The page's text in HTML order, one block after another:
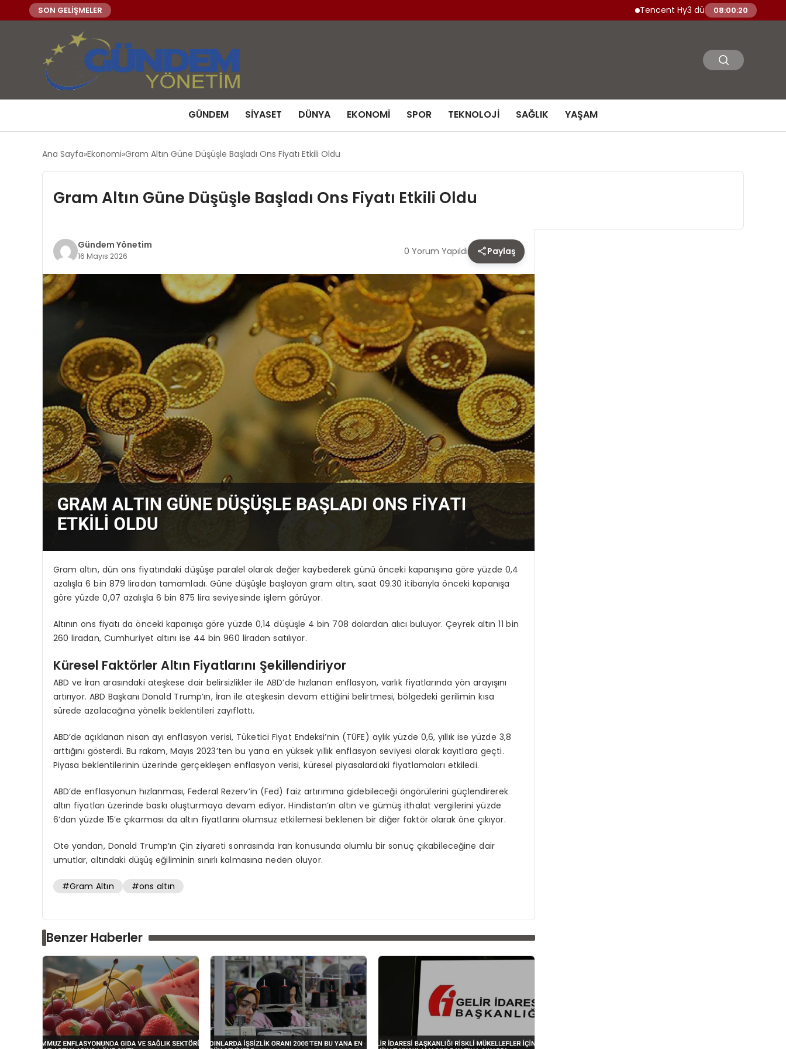
SON GELİŞMELER Tencent Hy3 dünya genelinde kullanıma
08:00:21
GÜNDEM SIYASET DÜNYA EKONOMI SPOR TEKNOLOJI SAĞLIK YAŞAM
Ana Sayfa Ekonomi Gram Altın Güne Düşüşle Başladı Ons Fiyatı Etkili Oldu
Gram Altın Güne Düşüşle Başladı Ons Fiyatı Etkili Oldu
Gündem Yönetim
16 Mayıs 2026 0 Yorum Yapıldı Paylaş
Gram altın, dün ons fiyatındaki düşüşe paralel olarak değer kaybederek günü önceki kapanışına göre yüzde 0,4
azalışla 6 bin 879 liradan tamamladı. Güne düşüşle başlayan gram altın, saat 09.30 itibarıyla önceki kapanışa
göre yüzde 0,07 azalışla 6 bin 875 lira seviyesinde işlem görüyor.
Altının ons fiyatı da önceki kapanışa göre yüzde 0,14 düşüşle 4 bin 708 dolardan alıcı buluyor. Çeyrek altın 11 bin
260 liradan, Cumhuriyet altını ise 44 bin 960 liradan satılıyor.
Küresel Faktörler Altın Fiyatlarını Şekillendiriyor
ABD ve İran arasındaki ateşkese dair belirsizlikler ile ABD’de hızlanan enflasyon, varlık fiyatlarında yön arayışını
artırıyor. ABD Başkanı Donald Trump’ın, İran ile ateşkesin devam ettiğini belirtmesi, bölgedeki gerilimin kısa
sürede azalacağına yönelik beklentileri zayıflattı.
ABD’de açıklanan nisan ayı enflasyon verisi, Tüketici Fiyat Endeksi’nin (TÜFE) aylık yüzde 0,6, yıllık ise yüzde 3,8
arttığını gösterdi. Bu rakam, Mayıs 2023’ten bu yana en yüksek yıllık enflasyon seviyesi olarak kayıtlara geçti.
Piyasa beklentilerinin üzerinde gerçekleşen enflasyon verisi, küresel piyasalardaki fiyatlamaları etkiledi.
ABD’de enflasyonun hızlanması, Federal Rezerv’in (Fed) faiz artırımına gidebileceği öngörülerini güçlendirerek
altın fiyatları üzerinde baskı oluşturmaya devam ediyor. Hindistan’ın altın ve gümüş ithalat vergilerini yüzde
6’dan yüzde 15’e çıkarması da altın fiyatlarını olumsuz etkilemesi beklenen bir diğer faktör olarak öne çıkıyor.
Öte yandan, Donald Trump’ın Çin ziyareti sonrasında İran konusunda olumlu bir sonuç çıkabileceğine dair
umutlar, altındaki düşüş eğiliminin sınırlı kalmasına neden oluyor.
#Gram Altın #ons altın
Benzer Haberler